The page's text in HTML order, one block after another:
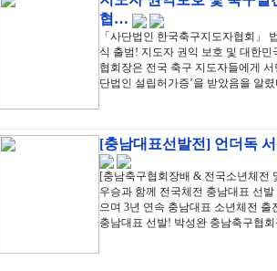
협…
「사단법인 한국축구지도자협회」
식 출범! 지도자 권익 보호 및 대한
협회장은 전국 축구 지도자들에게
단법인 설립허가증’을 받았음을 알
[충남대표선발전] 언더독
[충남축구협회장배 & 전국소년체전
우승과 함께 전국체전 충남대표 선
으며 3년 연속 충남대표 소년체전
충남대표 선발! 박성완 충남축구협